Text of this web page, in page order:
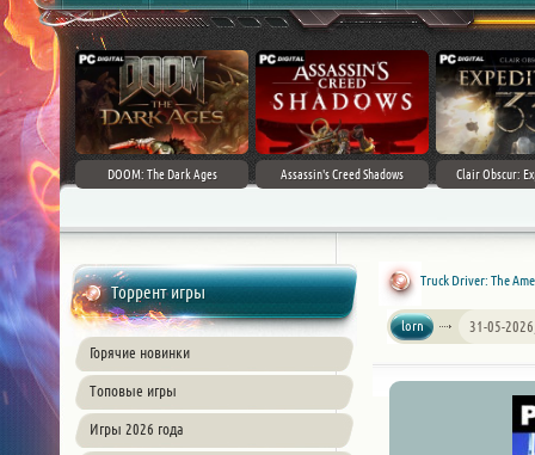
DOOM: The Dark Ages Assassin's Creed Shadows Clair Obscur:
Торрент игры
Горячие новинки
Топовые игры
Игры 2026 года
Truck Driver: The
lorn 31-05-